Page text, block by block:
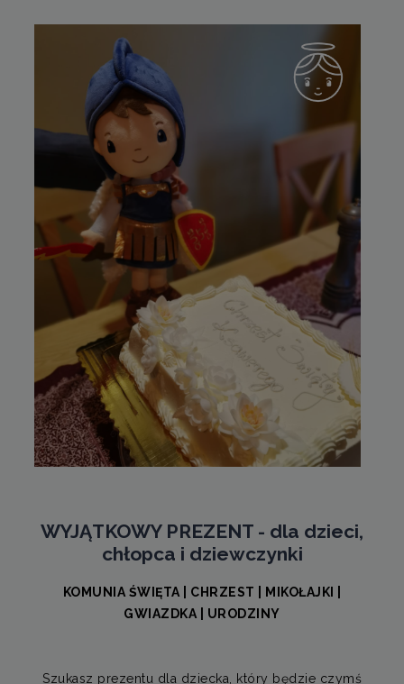
WYJĄTKOWY PREZENT - dla dzieci,
chłopca i dziewczynki
KOMUNIA ŚWIĘTA | CHRZEST | MIKOŁAJKI |
GWIAZDKA | URODZINY
Szukasz prezentu dla dziecka, który będzie czymś